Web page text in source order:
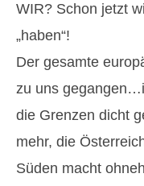
WIR? Schon jetzt
„haben“!
Der gesamte
zu uns
die Grenzen dicht
mehr, die
Süden macht